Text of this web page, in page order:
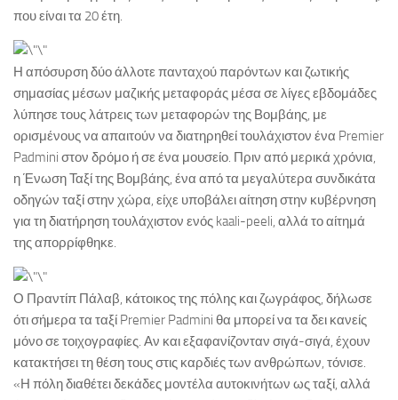
που είναι τα 20 έτη.
Η απόσυρση δύο άλλοτε πανταχού παρόντων και ζωτικής
σημασίας μέσων μαζικής μεταφοράς μέσα σε λίγες εβδομάδες
λύπησε τους λάτρεις των μεταφορών της Βομβάης, με
ορισμένους να απαιτούν να διατηρηθεί τουλάχιστον ένα Premier
Padmini στον δρόμο ή σε ένα μουσείο. Πριν από μερικά χρόνια,
η Ένωση Ταξί της Βομβάης, ένα από τα μεγαλύτερα συνδικάτα
οδηγών ταξί στην χώρα, είχε υποβάλει αίτηση στην κυβέρνηση
για τη διατήρηση τουλάχιστον ενός kaali-peeli, αλλά το αίτημά
της απορρίφθηκε.
Ο Πραντίπ Πάλαβ, κάτοικος της πόλης και ζωγράφος, δήλωσε
ότι σήμερα τα ταξί Premier Padmini θα μπορεί να τα δει κανείς
μόνο σε τοιχογραφίες. Αν και εξαφανίζονταν σιγά-σιγά, έχουν
κατακτήσει τη θέση τους στις καρδιές των ανθρώπων, τόνισε.
«Η πόλη διαθέτει δεκάδες μοντέλα αυτοκινήτων ως ταξί, αλλά